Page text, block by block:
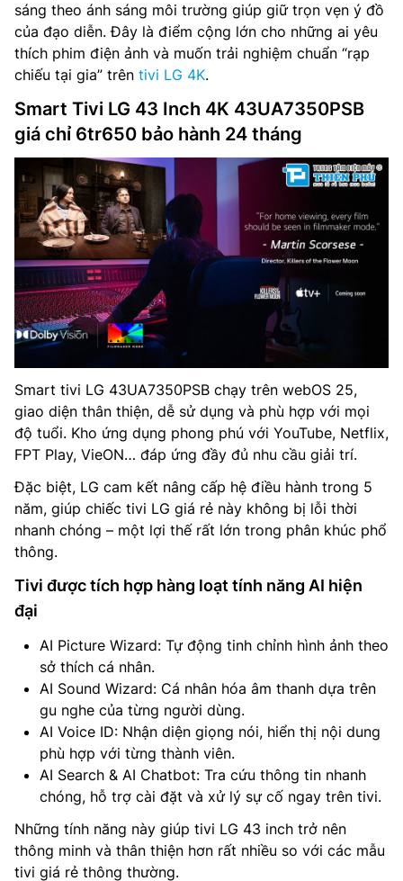
sáng theo ánh sáng môi trường giúp giữ trọn vẹn ý đồ
của đạo diễn. Đây là điểm cộng lớn cho những ai yêu
thích phim điện ảnh và muốn trải nghiệm chuẩn “rạp
chiếu tại gia” trên tivi LG 4K.
Smart Tivi LG 43 Inch 4K 43UA7350PSB
giá chỉ 6tr650 bảo hành 24 tháng
Smart tivi LG 43UA7350PSB chạy trên webOS 25,
giao diện thân thiện, dễ sử dụng và phù hợp với mọi
độ tuổi. Kho ứng dụng phong phú với YouTube, Netflix,
FPT Play, VieON… đáp ứng đầy đủ nhu cầu giải trí.
Đặc biệt, LG cam kết nâng cấp hệ điều hành trong 5
năm, giúp chiếc tivi LG giá rẻ này không bị lỗi thời
nhanh chóng – một lợi thế rất lớn trong phân khúc phổ
thông.
Tivi được tích hợp hàng loạt tính năng AI hiện
đại
AI Picture Wizard: Tự động tinh chỉnh hình ảnh theo
sở thích cá nhân.
AI Sound Wizard: Cá nhân hóa âm thanh dựa trên
gu nghe của từng người dùng.
AI Voice ID: Nhận diện giọng nói, hiển thị nội dung
phù hợp với từng thành viên.
AI Search & AI Chatbot: Tra cứu thông tin nhanh
chóng, hỗ trợ cài đặt và xử lý sự cố ngay trên tivi.
Những tính năng này giúp tivi LG 43 inch trở nên
thông minh và thân thiện hơn rất nhiều so với các mẫu
tivi giá rẻ thông thường.